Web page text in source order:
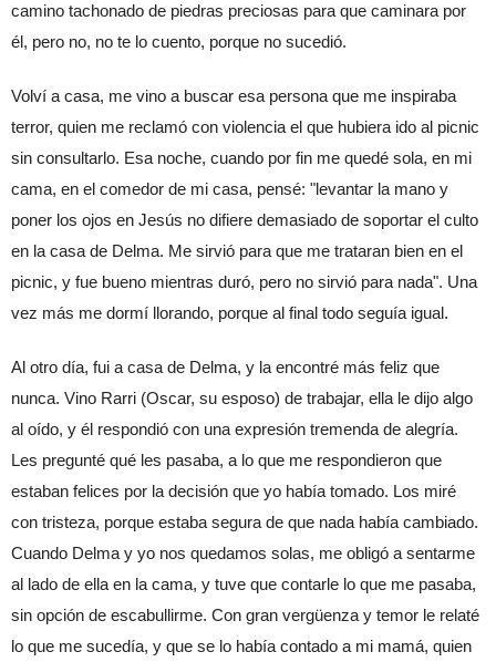
camino tachonado de piedras preciosas para que caminara por
él, pero no, no te lo cuento, porque no sucedió.
Volví a casa, me vino a buscar esa persona que me inspiraba
terror, quien me reclamó con violencia el que hubiera ido al picnic
sin consultarlo. Esa noche, cuando por fin me quedé sola, en mi
cama, en el comedor de mi casa, pensé: "levantar la mano y
poner los ojos en Jesús no difiere demasiado de soportar el culto
en la casa de Delma. Me sirvió para que me trataran bien en el
picnic, y fue bueno mientras duró, pero no sirvió para nada". Una
vez más me dormí llorando, porque al final todo seguía igual.
Al otro día, fui a casa de Delma, y la encontré más feliz que
nunca. Vino Rarri (Oscar, su esposo) de trabajar, ella le dijo algo
al oído, y él respondió con una expresión tremenda de alegría.
Les pregunté qué les pasaba, a lo que me respondieron que
estaban felices por la decisión que yo había tomado. Los miré
con tristeza, porque estaba segura de que nada había cambiado.
Cuando Delma y yo nos quedamos solas, me obligó a sentarme
al lado de ella en la cama, y tuve que contarle lo que me pasaba,
sin opción de escabullirme. Con gran vergüenza y temor le relaté
lo que me sucedía, y que se lo había contado a mi mamá, quien